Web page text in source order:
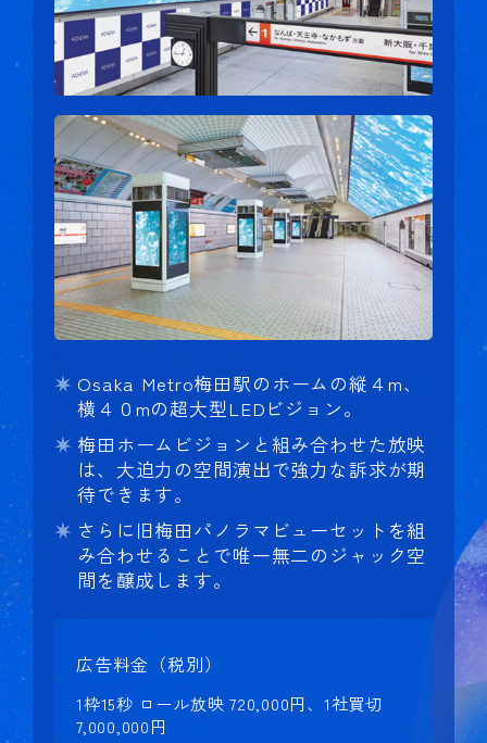
Osaka Metro梅田駅のホームの縦４m、
横４０mの超大型LEDビジョン。
梅田ホームビジョンと組み合わせた放映
は、大迫力の空間演出で強力な訴求が期
待できます。
さらに旧梅田パノラマビューセットを組
み合わせることで唯一無二のジャック空
間を醸成します。
広告料金（税別）
1枠15秒 ロール放映 720,000円、1社買切
7,000,000円